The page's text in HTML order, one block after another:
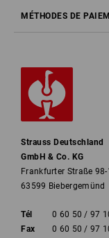
MÉTHODES DE
Strauss Deutschland
GmbH & Co. KG
Frankfurter Straße 98-
63599 Biebergemünd
Tél
0 60 50 / 97
Fax
0 60 50 / 97